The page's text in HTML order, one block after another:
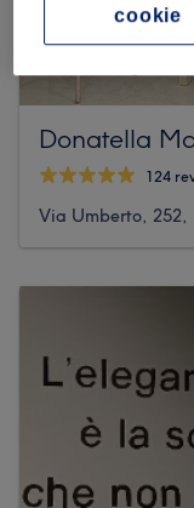
Donatella
124
Via Umberto, 252,
cookie